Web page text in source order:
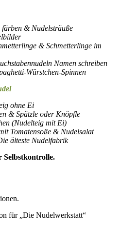
färben & Nudelsträuße
& Schmetterlinge im
Namen schreiben
Würstchen-Spinnen
ohne Ei
& Spätzle oder Knöpfle
(Nudelteig mit Ei)
Tomatensoße & Nudelsalat
älteste Nudelfabrik
Selbstkontrolle.
für „Die Nudelwerkstatt“